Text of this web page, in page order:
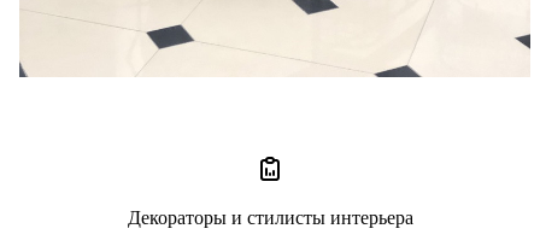
Декораторы и стилисты интерьера